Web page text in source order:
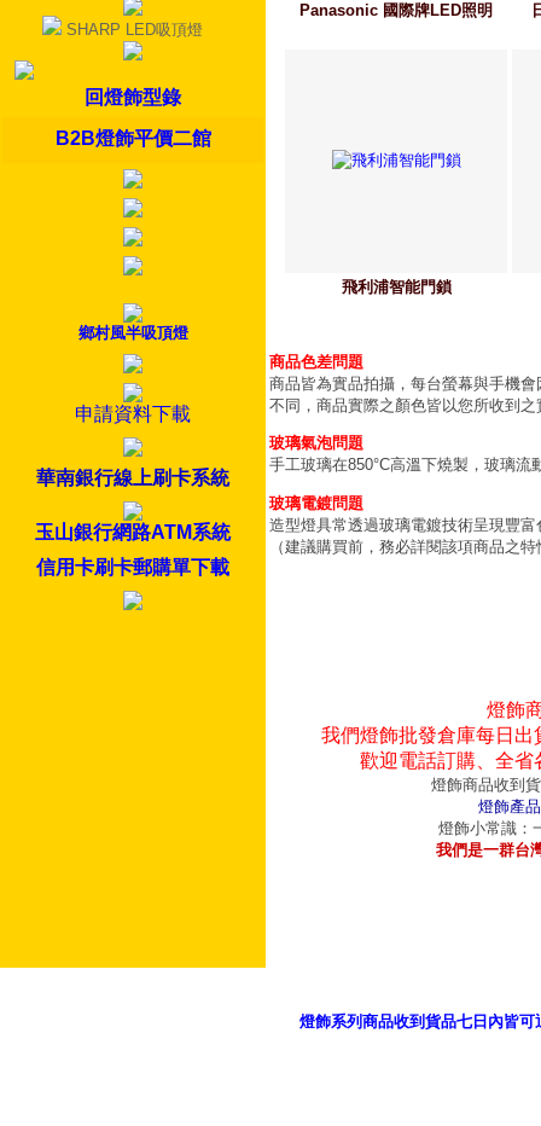
SHARP LED吸頂燈
回燈飾型錄
B2B燈飾平價二館
鄉村風半吸頂燈
申請資料下載
華南銀行線上刷卡系統
玉山銀行網路ATM系統
信用卡刷卡郵購單下載
Panasonic 國際牌LED照明
飛利浦智能門鎖
商品色差問題
商品皆為實品拍攝，每台螢幕與手機
不同，商品實際之顏色皆以您所收到之
玻璃氣泡問題
手工玻璃在850°C高溫下燒製，玻璃
玻璃電鍍問題
造型燈具常透過玻璃電鍍技術呈現豐
（建議購買前，務必詳閱該項商品之
燈飾
我們燈飾批發倉庫每日
歡迎電話訂購、全
燈飾商品收到
燈飾產
燈飾小常識：
我們是一群台
燈飾系列商品收到貨品七日內皆